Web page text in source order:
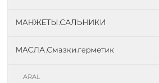
МАНЖЕТЫ,САЛЬНИКИ
МАСЛА,Смазки,герметик
ARAL